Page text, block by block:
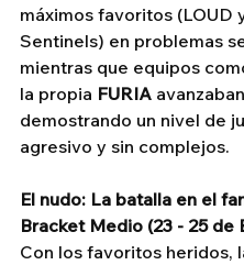
máximos favoritos (LOUD
Sentinels) en problemas
mientras que equipos
la propia FURIA
demostrando un nivel de
agresivo y sin complejos.
El nudo: La batalla en el
Bracket Medio (23 - 25 de
Con los favoritos heridos,